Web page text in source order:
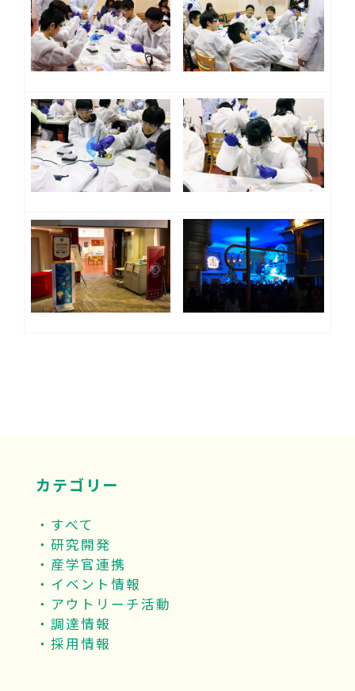
カテゴリー
すべて
研究開発
産学官連携
イベント情報
アウトリーチ活動
調達情報
採用情報